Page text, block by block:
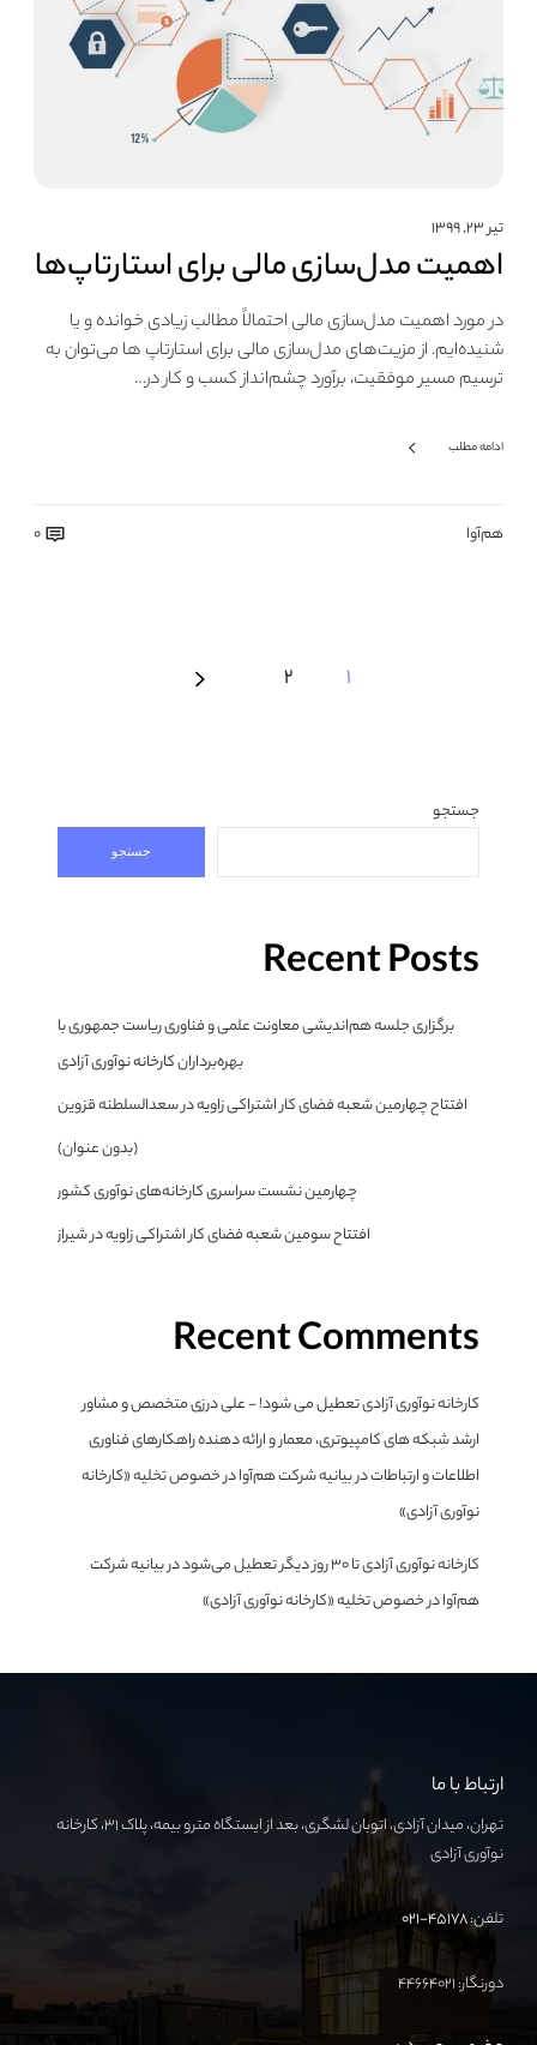
تیر ۲۳, ۱۳۹۹
اهمیت مدل‌سازی مالی برای استارتاپ‌ها
در مورد اهمیت مدل‌سازی مالی احتمالاً مطالب زیادی خوانده‌ و یا
شنیده‌ایم. از مزیت‌های مدل‌سازی مالی برای استارتاپ ها می‌توان به
ترسیم مسیر موفقیت، برآورد چشم‌انداز کسب و کار در…
ادامه مطلب
هم‌آوا 0
1
2
جستجو
جستجو
Recent Posts
برگزاری جلسه هم‌اندیشی معاونت علمی و فناوری ریاست جمهوری با
بهره‌برداران کارخانه نوآوری آزادی
افتتاح چهارمین شعبه فضای کار اشتراکی زاویه در سعدالسلطنه قزوین
(بدون عنوان)
چهارمین نشست سراسری کارخانه‌های نوآوری کشور
افتتاح سومین شعبه فضای کار اشتراکی زاویه در شیراز
Recent Comments
کارخانه نوآوری آزادی تعطیل می شود! - علی درزی متخصص و مشاور
ارشد شبکه های کامپیوتری، معمار و ارائه دهنده راهکارهای فناوری
اطلاعات و ارتباطاتدربیانیه شرکت هم‌آوا در خصوص تخلیه «کارخانه
نوآوری آزادی»
کارخانه نوآوری آزادی تا ۳۰ روز دیگر تعطیل می‌شود دربیانیه شرکت
هم‌آوا در خصوص تخلیه «کارخانه نوآوری آزادی»
ارتباط با ما
تهران، میدان آزادی، اتوبان لشگری، بعد از ایستگاه مترو بیمه، پلاک ۳۱، کارخانه
نوآوری آزادی
تلفن:۴۵۱۷۸-۰۲۱
دورنگار: ۴۴۶۶۴۰۲۱